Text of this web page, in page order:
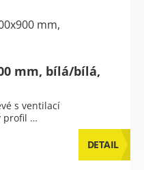
mm, bílá/bílá,
s ventilací
profil …
DETAIL